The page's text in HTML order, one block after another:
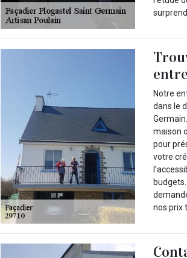
Notre
dans le
maison
pour
votre
nos prix